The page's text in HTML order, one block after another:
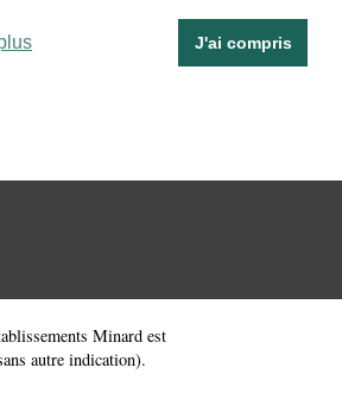
J'ai compris
Minard est
autre indication).